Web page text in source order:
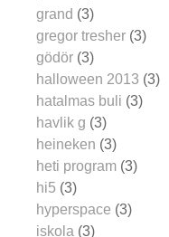
grand (3)
gregor tresher (3)
gödör (3)
halloween 2013 (3)
hatalmas buli (3)
havlik g (3)
heineken (3)
heti program (3)
hi5 (3)
hyperspace (3)
iskola (3)